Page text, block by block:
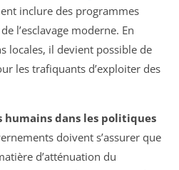
inclure des programmes
l’esclavage moderne. En
locales, il devient possible de
les trafiquants d’exploiter des
dans les politiques
doivent s’assurer que
d’atténuation du